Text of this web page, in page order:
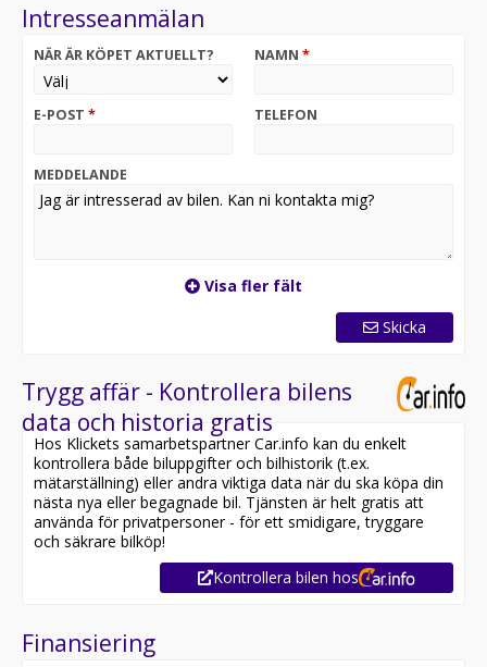
Intresseanmälan
NÄR ÄR KÖPET AKTUELLT? NAMN *
E-POST * TELEFON
MEDDELANDE
Visa fler fält
Skicka
Trygg affär - Kontrollera bilens
data och historia gratis
Hos Klickets samarbetspartner Car.info kan du enkelt
kontrollera både biluppgifter och bilhistorik (t.ex.
mätarställning) eller andra viktiga data när du ska köpa din
nästa nya eller begagnade bil. Tjänsten är helt gratis att
använda för privatpersoner - för ett smidigare, tryggare
och säkrare bilköp!
Kontrollera bilen hos
Finansiering